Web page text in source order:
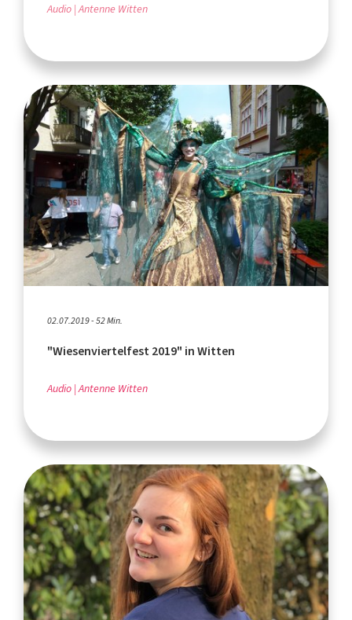
Audio Antenne Witten
02.07.2019 - 52 Min.
"Wiesenviertelfest 2019" in Witten
Audio Antenne Witten